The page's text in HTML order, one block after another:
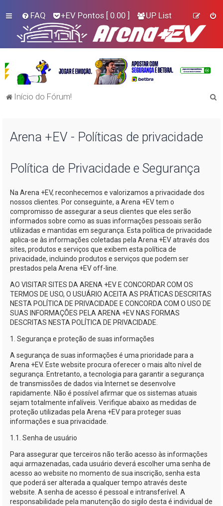
FAQ +EV Pontos [ 0.00 ] UP List
Início do Fórum!
Arena +EV - Políticas de privacidade
Política de Privacidade e Segurança
Na Arena +EV, reconhecemos e valorizamos a privacidade dos
nossos clientes. Por conseguinte, a Arena +EVtem o
compromisso de assegurar a seus clientes que eles serão
informados sobre como as suas informações pessoais serão
utilizadas e mantidas em segurança. Esta política de privacidade
aplica-se às informações coletadas pela Arena +EVatravés dos
sites, produtos e serviços que exibem esta política de
privacidade, incluindo produtos e serviços que podem ser
prestados pela Arena +EVoff-line.
AO VISITAR SITES DA ARENA +EVE CONCORDAR COM OS
TERMOS DE USO, O USUÁRIO ACEITA AS PRÁTICAS DESCRITAS
NESTA POLÍTICA DE PRIVACIDADE E CONCORDA COM O USO DE
SUAS INFORMAÇÕES PELA ARENA +EVNAS FORMAS
DESCRITAS NESTA POLÍTICA DE PRIVACIDADE.
1. Segurança e proteção de suas informações
A segurança de suas informações é uma prioridade para a
Arena +EV. Este website procura oferecer o mais alto nível de
segurança. Entretanto, a tecnologia para garantir a segurança
de transmissões de dados via Internet se desenvolve
rapidamente. Não é possível afirmar que os sistemas atuais
sejam totalmente infalíveis. Verifique abaixo as medidas de
proteção utilizadas pela Arena +EVpara proteger suas
informações e sua privacidade.
1.1. Senha de usuário
Para assegurar que terceiros não terão acesso às informações
aqui armazenadas, cada usuário deverá escolher uma senha de
acesso ao website no momento de sua inscrição, senha esta
que poderá ser alterada a qualquer tempo através deste
website. A senha de acesso é pessoal e intransferível. A
responsabilidade pela manutenção do sigilo desta é individual de